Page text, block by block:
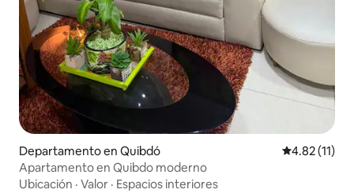
Departamento en Quibdó Calificación
4.82 (11)
Apartamento en Quibdo moderno
Ubicación · Valor · Espacios interiores